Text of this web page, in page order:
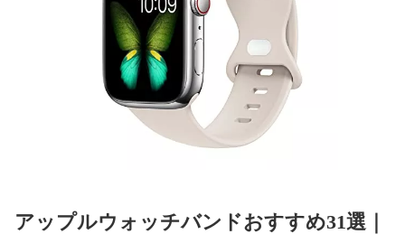
アップルウォッチバンドおすすめ31選｜